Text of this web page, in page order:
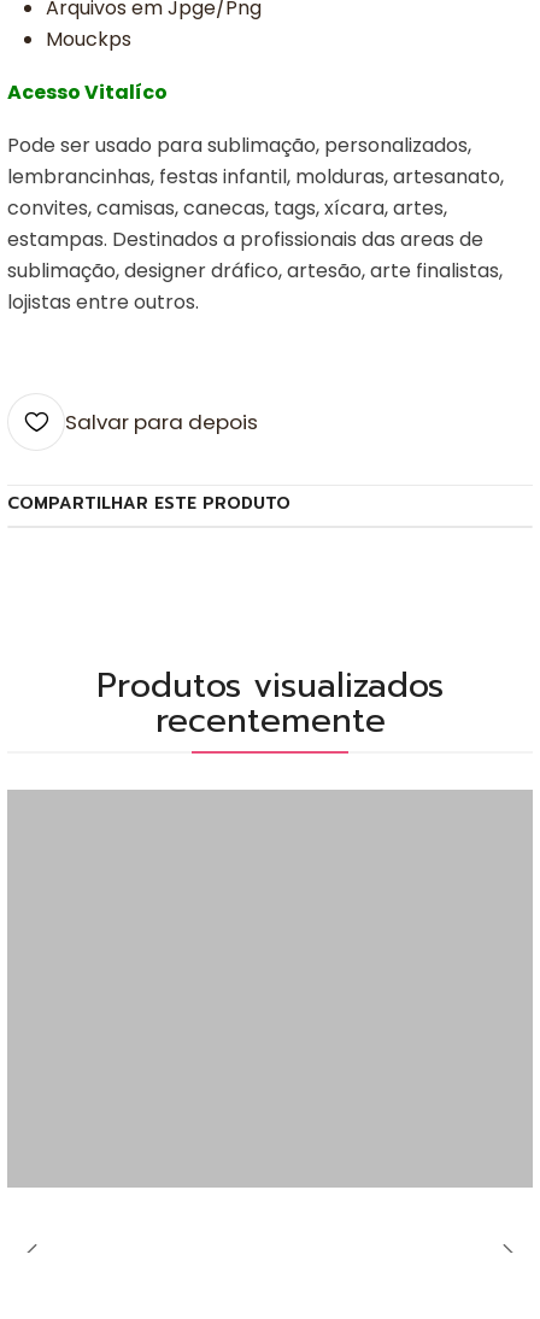
Arquivos em Jpge/Png
Mouckps
Acesso Vitalíco
Pode ser usado para sublimação, personalizados,
lembrancinhas, festas infantil, molduras, artesanato,
convites, camisas, canecas, tags, xícara, artes,
estampas. Destinados a profissionais das areas de
sublimação, designer dráfico, artesão, arte finalistas,
lojistas entre outros.
Salvar para depois
COMPARTILHAR ESTE PRODUTO
Produtos visualizados
recentemente